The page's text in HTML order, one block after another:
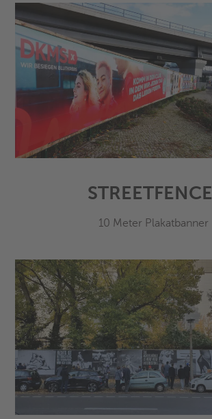
STREETFENCE
10 Meter Plakatbanner